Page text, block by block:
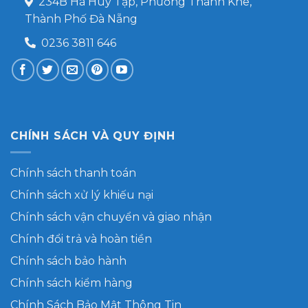
Thành Phố Đà Nẵng
0236 3811 646
CHÍNH SÁCH VÀ QUY ĐỊNH
Chính sách thanh toán
Chính sách xử lý khiếu nại
Chính sách vận chuyển và giao nhận
Chính đổi trả và hoàn tiền
Chính sách bảo hành
Chính sách kiểm hàng
Chính Sách Bảo Mật Thông Tin